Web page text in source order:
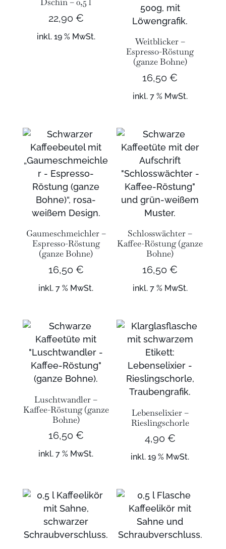
22,90 €
inkl. 19 % MwSt.
Weitblicker –
Espresso-Röstung
(ganze Bohne)
16,50€
inkl. 7 % MwSt.
Gaumeschmeichler –
Espresso-Röstung
(ganze Bohne)
16,50 €
inkl. 7 % MwSt.
Schlosswächter –
Kaffee-Röstung (ganze
Bohne)
16,50€
inkl. 7 % MwSt.
Luschtwandler –
Kaffee-Röstung (ganze
Bohne)
16,50 €
inkl. 7 % MwSt.
Lebenselixier –
Rieslingschorle
4,90 €
inkl. 19 % MwSt.